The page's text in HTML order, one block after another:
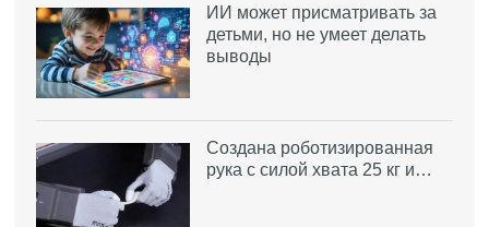
ИИ может присматривать за
детьми, но не умеет делать
выводы
Создана роботизированная
рука с силой хвата 25 кг и…